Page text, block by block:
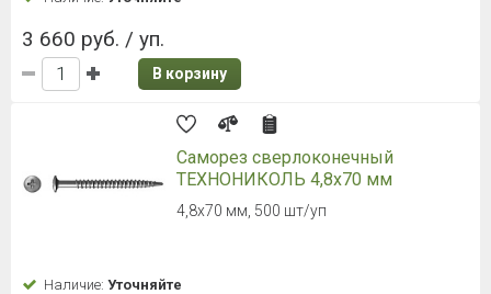
3 660 руб. / уп.
В корзину
Саморез сверлоконечный
ТЕХНОНИКОЛЬ 4,8х70 мм
4,8х70 мм, 500 шт/уп
Наличие: Уточняйте